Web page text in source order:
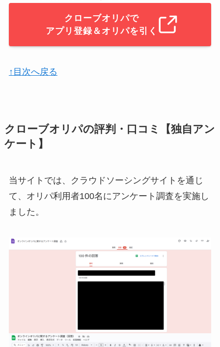
クローブオリパで
アプリ登録＆オリパを引く
↑目次へ戻る
クローブオリパの評判・口コミ【独自アン
ケート】
当サイトでは、クラウドソーシングサイトを通じ
て、オリパ利用者100名にアンケート調査を実施し
ました。